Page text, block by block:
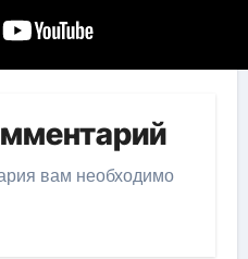
вам необходимо